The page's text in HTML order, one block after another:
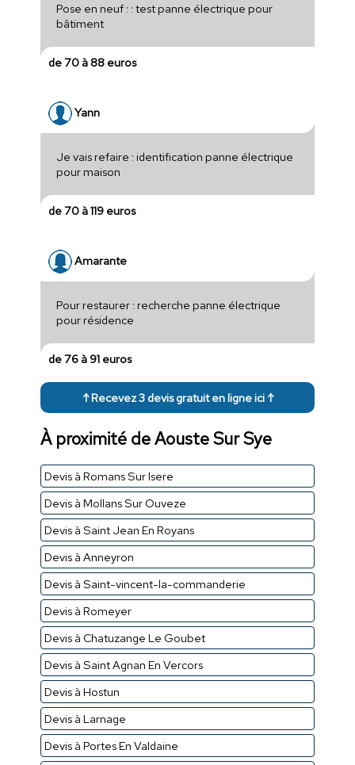
Pose en neuf : : test panne électrique pour
bâtiment
de 70 à 88 euros
Yann
Je vais refaire : identification panne électrique
pour maison
de 70 à 119 euros
Amarante
Pour restaurer : recherche panne électrique
pour résidence
de 76 à 91 euros
↑ Recevez 3 devis gratuit en ligne ici ↑
À proximité de Aouste Sur Sye
Devis à Romans Sur Isere
Devis à Mollans Sur Ouveze
Devis à Saint Jean En Royans
Devis à Anneyron
Devis à Saint-vincent-la-commanderie
Devis à Romeyer
Devis à Chatuzange Le Goubet
Devis à Saint Agnan En Vercors
Devis à Hostun
Devis à Larnage
Devis à Portes En Valdaine